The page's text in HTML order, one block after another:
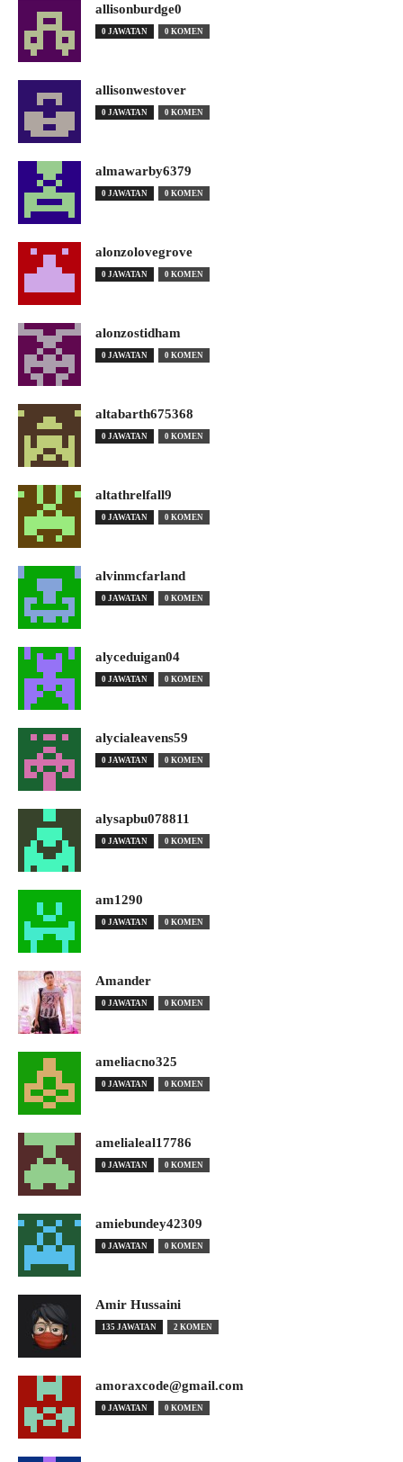
allisonburdge0
0 JAWATAN 0 KOMEN
allisonwestover
0 JAWATAN 0 KOMEN
almawarby6379
0 JAWATAN 0 KOMEN
alonzolovegrove
0 JAWATAN 0 KOMEN
alonzostidham
0 JAWATAN 0 KOMEN
altabarth675368
0 JAWATAN 0 KOMEN
altathrelfall9
0 JAWATAN 0 KOMEN
alvinmcfarland
0 JAWATAN 0 KOMEN
alyceduigan04
0 JAWATAN 0 KOMEN
alycialeavens59
0 JAWATAN 0 KOMEN
alysapbu078811
0 JAWATAN 0 KOMEN
am1290
0 JAWATAN 0 KOMEN
Amander
0 JAWATAN 0 KOMEN
ameliacno325
0 JAWATAN 0 KOMEN
amelialeal17786
0 JAWATAN 0 KOMEN
amiebundey42309
0 JAWATAN 0 KOMEN
Amir Hussaini
135 JAWATAN 2 KOMEN
amoraxcode@gmail.com
0 JAWATAN 0 KOMEN